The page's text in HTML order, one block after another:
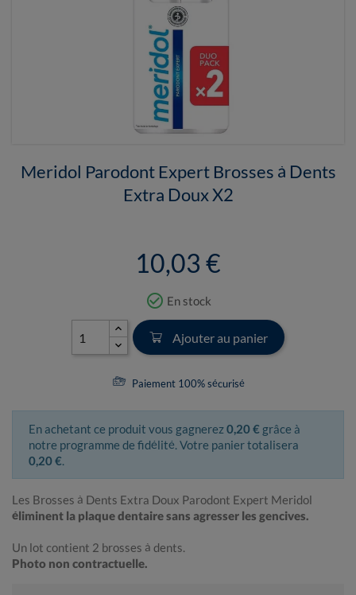
Meridol Parodont Expert Brosses à Dents
Extra Doux X2
10,03 €
check_circle_outline En stock
Ajouter au panier
Paiement 100% sécurisé
En achetant ce produit vous gagnerez0,20 € grâce à
notre programme de fidélité. Votre panier totalisera
0,20 €.
Les Brosses à Dents Extra Doux Parodont Expert Meridol
éliminent la plaque dentaire sans agresser les gencives.
Un lot contient 2 brosses à dents.
Photo non contractuelle.